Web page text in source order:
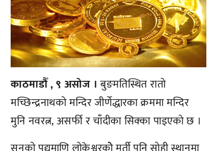
काठमाडौँ , ९ असोज ।बुङमतिस्थित रातो
मच्छिन्द्रनाथको मन्दिर जीर्णेद्धारका क्रममा मन्दिर
मुनि नवरत्न, असर्फी र चाँदीका सिक्का पाइएको छ ।